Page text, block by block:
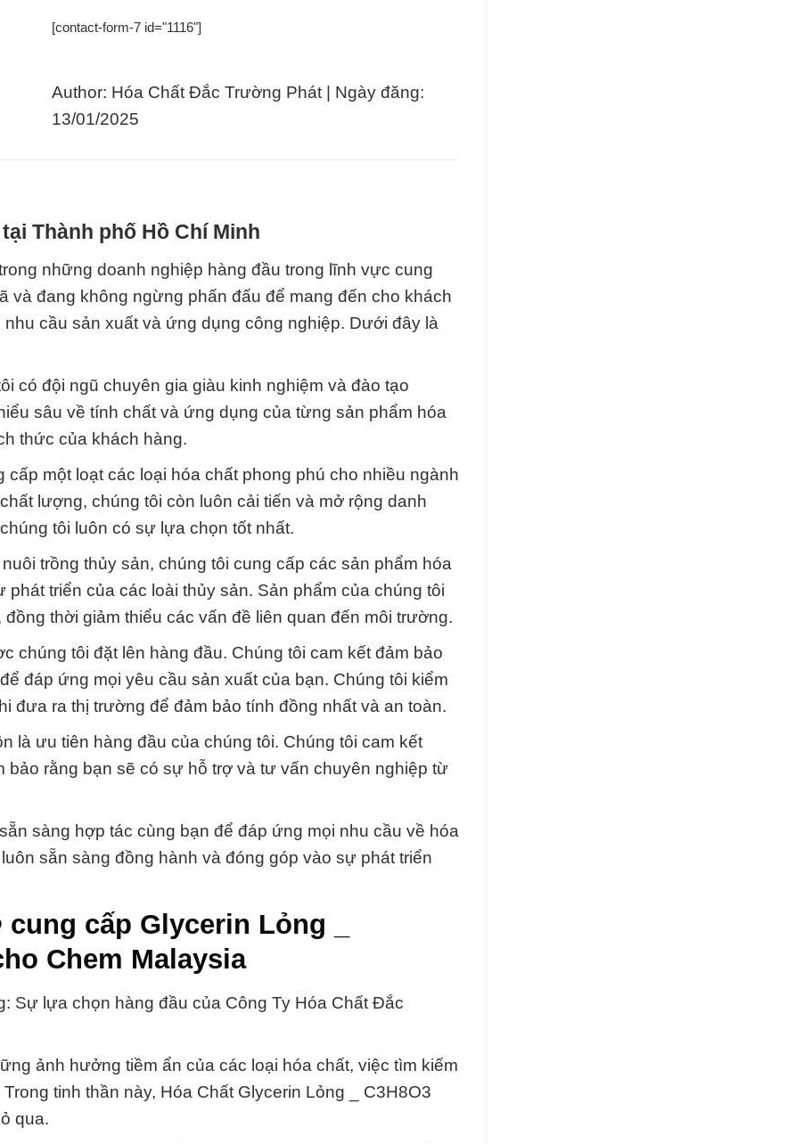
[contact-form-7 id="1116"]
Author: Hóa Chất Đắc Trường Phát | Ngày đăng:
13/01/2025
Thành phố Hồ Chí Minh
những doanh nghiệp hàng đầu trong lĩnh vực cung
và đang không ngừng phấn đấu để mang đến cho khách
cầu sản xuất và ứng dụng công nghiệp. Dưới đây là
có đội ngũ chuyên gia giàu kinh nghiệm và đào tạo
sâu về tính chất và ứng dụng của từng sản phẩm hóa
thức của khách hàng.
một loạt các loại hóa chất phong phú cho nhiều ngành
lượng, chúng tôi còn luôn cải tiến và mở rộng danh
tôi luôn có sự lựa chọn tốt nhất.
trồng thủy sản, chúng tôi cung cấp các sản phẩm hóa
triển của các loài thủy sản. Sản phẩm của chúng tôi
thời giảm thiểu các vấn đề liên quan đến môi trường.
chúng tôi đặt lên hàng đầu. Chúng tôi cam kết đảm bảo
đáp ứng mọi yêu cầu sản xuất của bạn. Chúng tôi kiểm
đưa ra thị trường để đảm bảo tính đồng nhất và an toàn.
là ưu tiên hàng đầu của chúng tôi. Chúng tôi cam kết
rằng bạn sẽ có sự hỗ trợ và tư vấn chuyên nghiệp từ
sàng hợp tác cùng bạn để đáp ứng mọi nhu cầu về hóa
sẵn sàng đồng hành và đóng góp vào sự phát triển
cấp Glycerin Lỏng _
Chem Malaysia
Sự lựa chọn hàng đầu của Công Ty Hóa Chất Đắc
ảnh hưởng tiềm ẩn của các loại hóa chất, việc tìm kiếm
tinh thần này, Hóa Chất Glycerin Lỏng _ C3H8O3
qua.